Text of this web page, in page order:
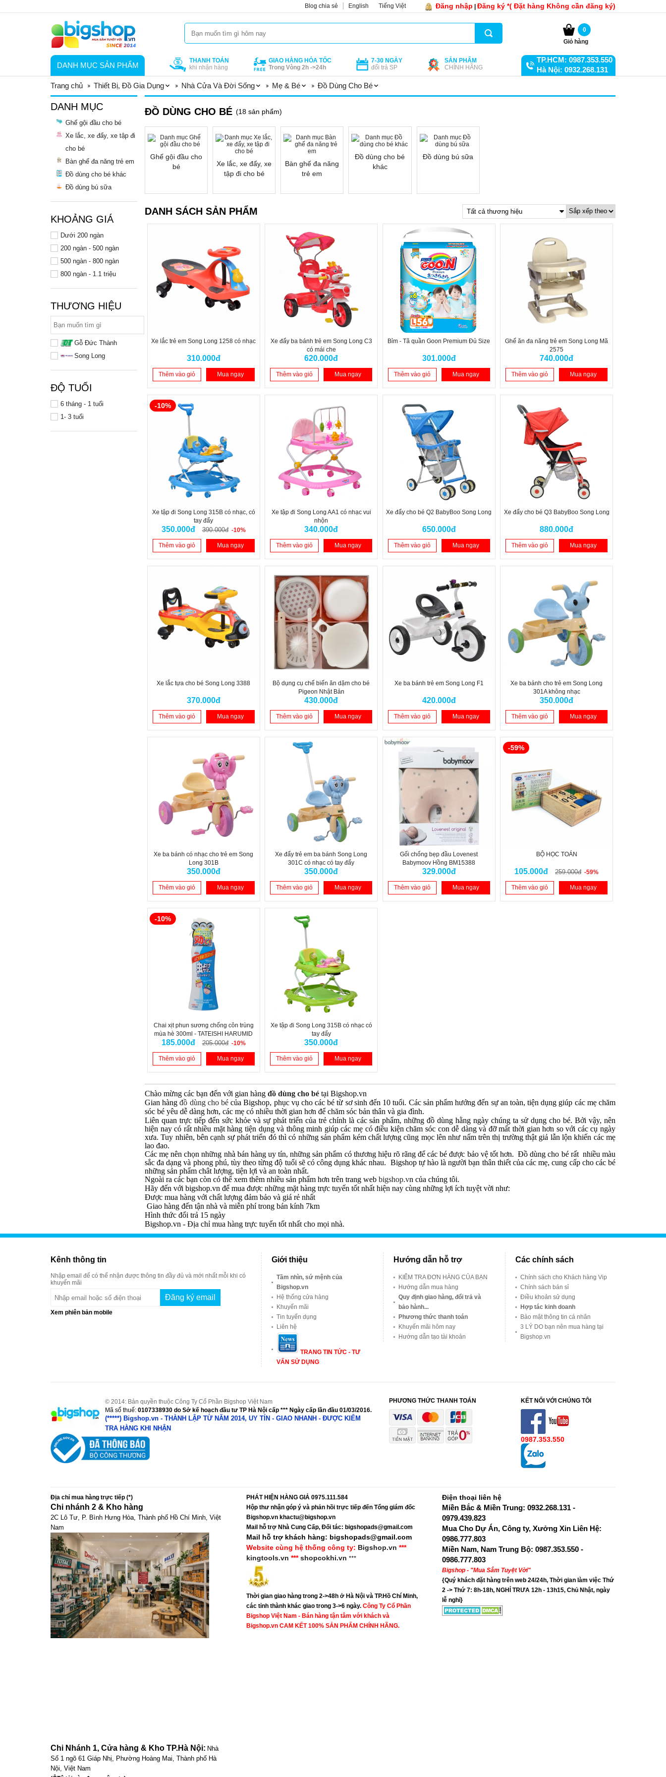
Đăng nhập Đăng ký *( Đặt hàng Không cần đăng ký)
Blog chia sẻ English Tiếng Việt
0
Giỏ hàng
DANH MỤC SẢN PHẨM
THANH TOÁN
khi nhận hàng
GIAO HÀNG HỎA TỐC
Trong Vòng 2h ->24h
7-30 NGÀY
đổi trả SP
SẢN PHẨM
CHÍNH HÃNG
TP.HCM: 0987.353.550
Hà Nội: 0932.268.131
Trang chủ
Thiết Bị, Đồ Gia Dụng Nhà Cửa Và Đời Sống Mẹ & Bé Đồ Dùng Cho Bé
DANH MỤC
Ghế gội đầu cho bé
Xe lắc, xe đẩy, xe tập đi
cho bé
Bàn ghế đa năng trẻ em
Đồ dùng cho bé khác
Đồ dùng bú sữa
KHOẢNG GIÁ
Dưới 200 ngàn
200 ngàn - 500 ngàn
500 ngàn - 800 ngàn
800 ngàn - 1.1 triệu
THƯƠNG HIỆU
Gỗ Đức Thành
Song Long
ĐỘ TUỔI
6 tháng - 1 tuổi
1- 3 tuổi
ĐỒ DÙNG CHO BÉ (18 sản phẩm)
Ghế gội đầu cho
bé
Xe lắc, xe đẩy, xe
tập đi cho bé
Bàn ghế đa năng
trẻ em
Đồ dùng cho bé
khác
Đồ dùng bú sữa
DANH SÁCH SẢN PHẨM Tất cả thương hiệu
Xe lắc trẻ em Song Long 1258 có nhạc
310.000đ
Thêm vào giỏ Mua ngay
Xe đẩy ba bánh trẻ em Song Long C3
có mái che
620.000đ
Thêm vào giỏ Mua ngay
Bỉm - Tã quần Goon Premium Đủ Size
301.000đ
Thêm vào giỏ Mua ngay
Ghế ăn đa năng trẻ em Song Long Mã
2575
740.000đ
Thêm vào giỏ Mua ngay
Xe tập đi Song Long 315B có nhạc, có
tay đẩy
350.000đ 390.000đ -10%
-10%
Thêm vào giỏ Mua ngay
Xe tập đi Song Long AA1 có nhạc vui
nhộn
340.000đ
Thêm vào giỏ Mua ngay
Xe đẩy cho bé Q2 BabyBoo Song Long
650.000đ
Thêm vào giỏ Mua ngay
Xe đẩy cho bé Q3 BabyBoo Song Long
880.000đ
Thêm vào giỏ Mua ngay
Xe lắc tựa cho bé Song Long 3388
370.000đ
Thêm vào giỏ Mua ngay
Bộ dụng cụ chế biến ăn dặm cho bé
Pigeon Nhật Bản
430.000đ
Thêm vào giỏ Mua ngay
Xe ba bánh trẻ em Song Long F1
420.000đ
Thêm vào giỏ Mua ngay
Xe ba bánh cho trẻ em Song Long
301A không nhạc
350.000đ
Thêm vào giỏ Mua ngay
Xe ba bánh có nhạc cho trẻ em Song
Long 301B
350.000đ
Thêm vào giỏ Mua ngay
Xe đẩy trẻ em ba bánh Song Long
301C có nhạc có tay đẩy
350.000đ
Thêm vào giỏ Mua ngay
Gối chống bẹp đầu Lovenest
Babymoov Hồng BM15388
329.000đ
Thêm vào giỏ Mua ngay
BỘ HỌC TOÁN
105.000đ 259.000đ -59%
-59%
Thêm vào giỏ Mua ngay
Chai xịt phun sương chống côn trùng
mùa hè 300ml - TATEISHI HARUMID
185.000đ 205.000đ -10%
-10%
Thêm vào giỏ Mua ngay
Xe tập đi Song Long 315B có nhạc có
tay đẩy
350.000đ
Thêm vào giỏ Mua ngay
Chào mừng các bạn đến với gian hàng đồ dùng cho bé tại Bigshop.vn
Gian hàngđồ dùng cho bécủa Bigshop, phục vụ cho các bé từ sơ sinh đến 10 tuổi. Các sản phẩm hướng đến sự an toàn, tiện dụng giúp các mẹ chăm
sóc bé yêu dễ dàng hơn, các mẹ có nhiều thời gian hơn để chăm sóc bản thân và gia đình.
Liên quan trực tiếp đến sức khỏe và sự phát triển của trẻ chính là các sản phẩm, những đồ dùng hằng ngày chúng ta sử dụng cho bé. Bởi vậy, nên
hiện nay có rất nhiều mặt hàng tiện dụng và thông minh giúp các mẹ có điều kiện chăm sóc con dễ dàng và đỡ mất thời gian hơn so với các cụ ngày
xưa. Tuy nhiên, bên cạnh sự phát triển đó thì có những sản phẩm kém chất lượng cũng mọc lên như nấm trên thị trường thật giả lẫn lộn khiến các mẹ
lao đao.
Các mẹ nên chọn những nhà bán hàng uy tín, những sản phẩm có thương hiệu rõ rãng để các bé được bảo vệ tốt hơn. Đồ dùng cho bé rất nhiều màu
sắc đa dạng và phong phú, tùy theo từng độ tuổi sẽ có công dụng khác nhau. Bigshop tự hào là người bạn thân thiết của các mẹ, cung cấp cho các bé
những sản phẩm chât lượng, tiện lợi và an toàn nhất.
Ngoài ra các bạn còn có thể xem thêm nhiều sản phẩm hơn trên trang web bigshop.vn của chúng tôi.
Hãy đến với bigshop.vn để mua được những mặt hàng trực tuyến tốt nhất hiện nay cùng những lợi ích tuyệt vời như:
Được mua hàng với chất lượng đảm bảo và giá rẻ nhất
Giao hàng đến tận nhà và miễn phí trong bán kính 7km
Hình thức đổi trả 15 ngày
Bigshop.vn - Địa chỉ mua hàng trực tuyến tốt nhất cho mọi nhà.
Kênh thông tin
Nhập email để có thể nhận được thông tin đầy đủ và mới nhất mỗi khi có
khuyến mãi
Xem phiên bản mobile
Giới thiệu
Tầm nhìn, sứ mệnh của
Bigshop.vn
Hệ thống cửa hàng
Khuyến mãi
Tin tuyển dụng
Liên hệ
TRANG TIN TỨC - TƯ
VẤN SỬ DỤNG
Hướng dẫn hỗ trợ
KIỂM TRA ĐƠN HÀNG CỦA BẠN
Hướng dẫn mua hàng
Quy định giao hàng, đổi trả và
bảo hành...
Phương thức thanh toán
Khuyến mãi hôm nay
Hướng dẫn tạo tài khoản
Các chính sách
Chính sách cho Khách hàng Vip
Chính sách bán sỉ
Điều khoản sử dụng
Hợp tác kinh doanh
Bảo mật thông tin cá nhân
3 LÝ DO bạn nên mua hàng tại
Bigshop.vn
© 2014: Bản quyền thuộc Công Ty Cổ Phần Bigshop Việt Nam
Mã số thuế: 0107338930 do Sở kế hoạch đầu tư TP Hà Nội cấp *** Ngày cấp lần đầu 01/03/2016.
(*****) Bigshop.vn - THÀNH LẬP TỪ NĂM 2014, UY TÍN - GIAO NHANH - ĐƯỢC KIỂM
TRA HÀNG KHI NHẬN
KẾT NỐI VỚI CHÚNG TÔI
0987.353.550
PHƯƠNG THỨC THANH TOÁN
Địa chỉ mua hàng trực tiếp (*)
Chi nhánh 2 & Kho hàng
2C Lô Tư, P. Bình Hưng Hòa, Thành phố Hồ Chí Minh, Việt
Nam
Chi Nhánh 1, Cửa hàng & Kho TP.Hà Nội: Nhà
Số 1 ngõ 61 Giáp Nhị, Phường Hoàng Mai, Thành phố Hà
Nội, Việt Nam
PHÁT HIỆN HÀNG GIẢ 0975.111.584
Hộp thư nhận góp ý và phản hồi trực tiếp đến Tổng giám đốc
Bigshop.vn khactu@bigshop.vn
Mail hỗ trợ Nhà Cung Cấp, Đối tác: bigshopads@gmail.com
Mail hỗ trợ khách hàng: bigshopads@gmail.com
Website cùng hệ thống công ty: Bigshop.vn ***
kingtools.vn ***shopcokhi.vn ***
Thời gian giao hàng trong 2->48h ở Hà Nội và TP.Hồ Chí Minh,
các tỉnh thành khác giao trong 3->6 ngày. Công Ty Cổ Phần
Bigshop Việt Nam - Bán hàng tận tâm với khách và
Bigshop.vn CAM KẾT 100% SẢN PHẨM CHÍNH HÃNG.
Điện thoại liên hệ
Miền Bắc & Miền Trung: 0932.268.131 -
0979.439.823
Mua Cho Dự Án, Công ty, Xưởng Xin Liên Hệ:
0986.777.803
Miền Nam, Nam Trung Bộ: 0987.353.550 -
0986.777.803
Bigshop - "Mua Sắm Tuyệt Vời"
{Quý khách đặt hàng trên web 24/24h, Thời gian làm việc Thứ
2 -> Thứ 7: 8h-18h, NGHỈ TRƯA 12h - 13h15, Chủ Nhật, ngày
lễ nghỉ}